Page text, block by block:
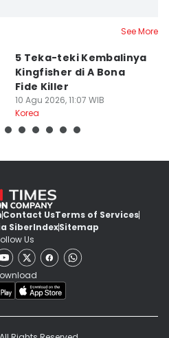
See More
5 Teka-teki Kembalinya
Kingfisher di A Bona
Fide Killer
10 Agu 2026, 11:07 WIB
Korea
Contact UsTerms of Services
SiberIndexSitemap
Us